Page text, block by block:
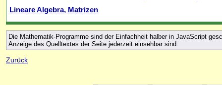
Lineare Algebra, Matrizen
Die Mathematik-Programme sind der Einfachheit halber in JavaScript
Anzeige des Quelltextes der Seite jederzeit einsehbar sind.
Zurück